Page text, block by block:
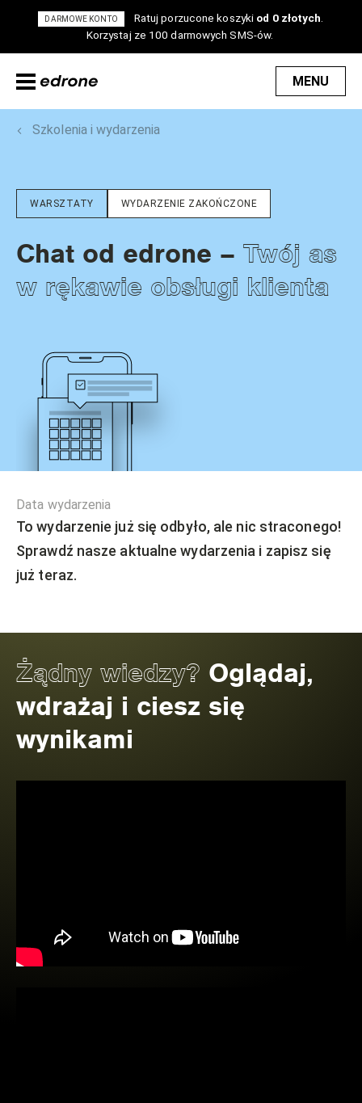
DARMOWE KONTO Ratuj porzucone koszyki od 0 złotych
Korzystaj ze 100 darmowych SMS-ów.
MENU
Szkolenia i wydarzenia
WARSZTATY WYDARZENIE ZAKOŃCZONE
Chat od edrone – Twój as
w rękawie obsługi klienta
Data wydarzenia
To wydarzenie już się odbyło, ale nic straconego!
Sprawdź nasze aktualne wydarzenia i zapisz się
już teraz.
Żądny wiedzy? Oglądaj,
wdrażaj i ciesz się
wynikami